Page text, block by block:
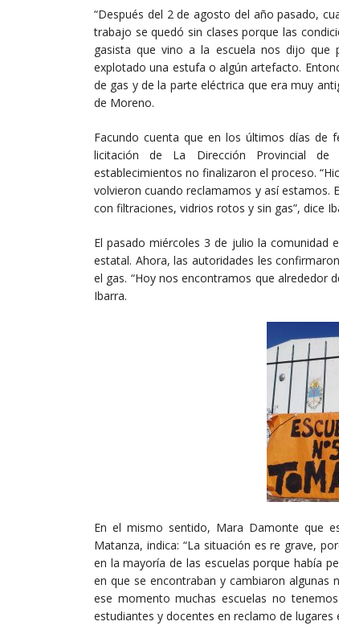
“Después del 2 de agosto del año pasado,
trabajo se quedó sin clases porque las
gasista que vino a la escuela nos dijo que
explotado una estufa o algún artefacto.
de gas y de la parte eléctrica que era muy
de Moreno.
Facundo cuenta que en los últimos días de
licitación de La Dirección Provincial de
establecimientos no finalizaron el proceso.
volvieron cuando reclamamos y así estamos.
con filtraciones, vidrios rotos y sin gas”, dice
El pasado miércoles 3 de julio la comunidad
estatal. Ahora, las autoridades les
el gas. “Hoy nos encontramos que alrededor
Ibarra.
En el mismo sentido, Mara Damonte que
Matanza, indica: “La situación es re grave,
en la mayoría de las escuelas porque había
en que se encontraban y cambiaron algunas
ese momento muchas escuelas no
estudiantes y docentes en reclamo de lugares